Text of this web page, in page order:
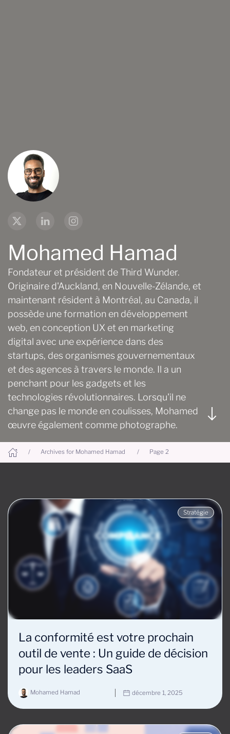
Mohamed Hamad
Fondateur et président de Third Wunder.
Originaire d'Auckland, en Nouvelle-Zélande, et
maintenant résident à Montréal, au Canada, il
possède une formation en développement
web, en conception UX et en marketing
digital avec une expérience dans des
startups, des organismes gouvernementaux
et des agences à travers le monde. Il a un
penchant pour les gadgets et les
technologies révolutionnaires. Lorsqu'il ne
change pas le monde en coulisses, Mohamed
œuvre également comme photographe.
Archives for Mohamed Hamad Page 2
Stratégie
La conformité est votre prochain
outil de vente : Un guide de décision
pour les leaders SaaS
Mohamed Hamad décembre 1, 2025